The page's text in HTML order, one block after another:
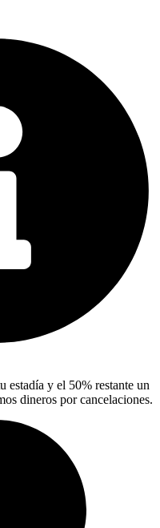
estadía y el 50% restante un
dineros por cancelaciones.